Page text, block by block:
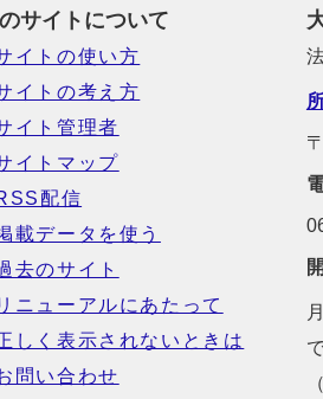
サイトについて
イトの使い方
イトの考え方
イト管理者
イトマップ
配信
載データを使う
去のサイト
ニューアルにあたって
しく表示されないときは
問い合わせ